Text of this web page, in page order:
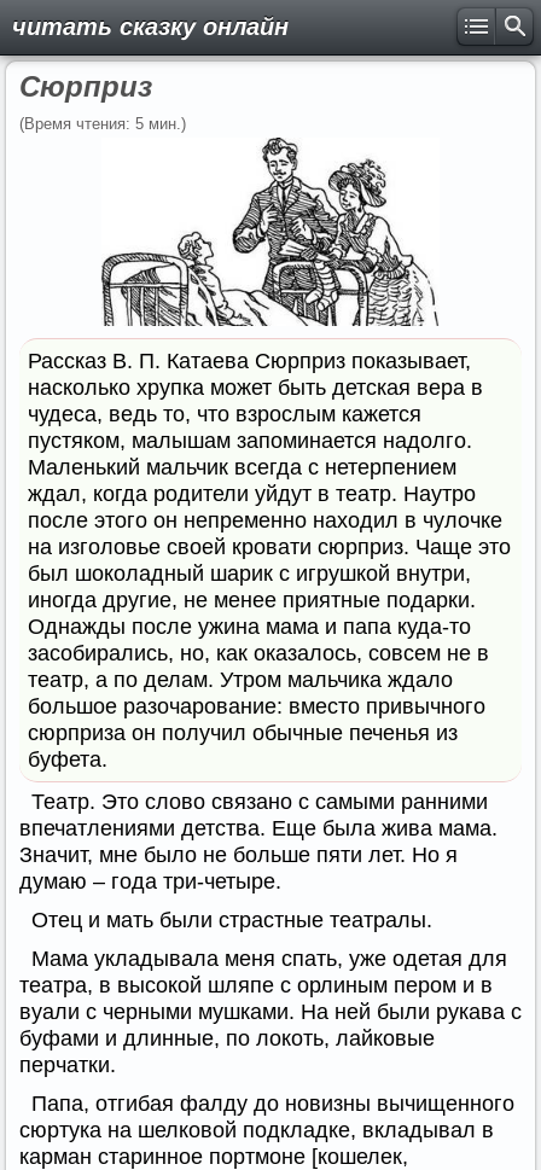
читать сказку онлайн
Сюрприз
(Время чтения: 5 мин.)
Рассказ В. П. Катаева Сюрприз показывает,
насколько хрупка может быть детская вера в
чудеса, ведь то, что взрослым кажется
пустяком, малышам запоминается надолго.
Маленький мальчик всегда с нетерпением
ждал, когда родители уйдут в театр. Наутро
после этого он непременно находил в чулочке
на изголовье своей кровати сюрприз. Чаще это
был шоколадный шарик с игрушкой внутри,
иногда другие, не менее приятные подарки.
Однажды после ужина мама и папа куда-то
засобирались, но, как оказалось, совсем не в
театр, а по делам. Утром мальчика ждало
большое разочарование: вместо привычного
сюрприза он получил обычные печенья из
буфета.
Театр. Это слово связано с самыми ранними
впечатлениями детства. Еще была жива мама.
Значит, мне было не больше пяти лет. Но я
думаю – года три-четыре.
Отец и мать были страстные театралы.
Мама укладывала меня спать, уже одетая для
театра, в высокой шляпе с орлиным пером и в
вуали с черными мушками. На ней были рукава с
буфами и длинные, по локоть, лайковые
перчатки.
Папа, отгибая фалду до новизны вычищенного
сюртука на шелковой подкладке, вкладывал в
карман старинное портмоне [кошелек,